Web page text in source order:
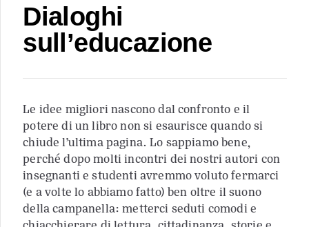
Dialoghi
sull’educazione
Le idee migliori nascono dal confronto e il
potere di un libro non si esaurisce quando si
chiude l’ultima pagina. Lo sappiamo bene,
perché dopo molti incontri dei nostri autori con
insegnanti e studenti avremmo voluto fermarci
(e a volte lo abbiamo fatto) ben oltre il suono
della campanella: metterci seduti comodi e